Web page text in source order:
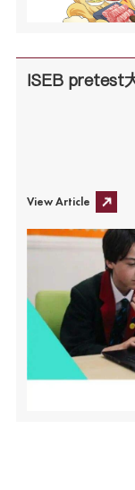
ISEB pretest
View Article